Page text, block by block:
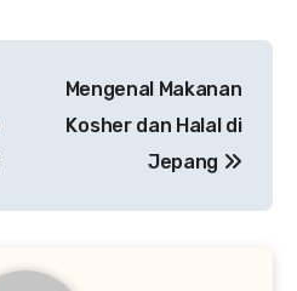
Mengenal Makanan
Kosher dan Halal di
Jepang